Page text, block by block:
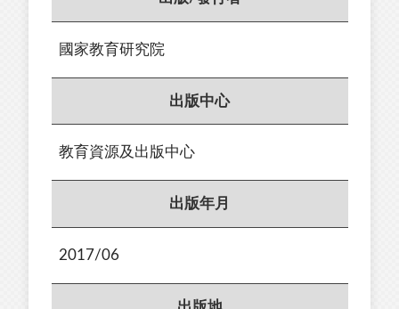
國家教育研究院
出版中心
教育資源及出版中心
出版年月
2017/06